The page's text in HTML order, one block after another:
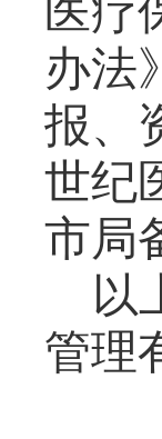
医疗
办法
报、
世纪
市局
以
管理